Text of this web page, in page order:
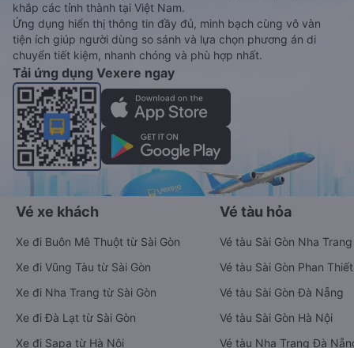
khắp các tỉnh thành tại Việt Nam.
Ứng dụng hiển thị thông tin đầy đủ, minh bạch cùng vô vàn
tiện ích giúp người dùng so sánh và lựa chọn phương án di
chuyển tiết kiệm, nhanh chóng và phù hợp nhất.
Tải ứng dụng Vexere ngay
Vé xe khách
Xe đi Buôn Mê Thuột từ Sài Gòn
Xe đi Vũng Tàu từ Sài Gòn
Xe đi Nha Trang từ Sài Gòn
Xe đi Đà Lạt từ Sài Gòn
Xe đi Sapa từ Hà Nội
Vé tàu hỏa
Vé tàu Sài Gòn Nha Trang
Vé tàu Sài Gòn Phan Thiết
Vé tàu Sài Gòn Đà Nẵng
Vé tàu Sài Gòn Hà Nội
Vé tàu Nha Trang Đà